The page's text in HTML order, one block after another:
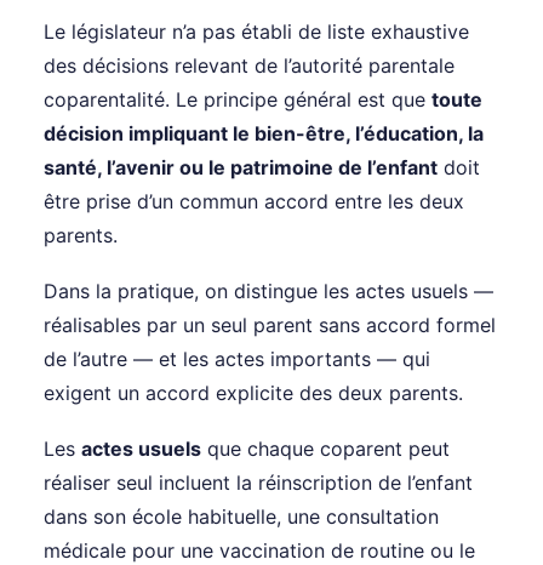
Le législateur n’a pas établi de liste exhaustive
des décisions relevant de l’autorité parentale
coparentalité. Le principe général est que toute
décision impliquant le bien-être, l’éducation, la
santé, l’avenir ou le patrimoine de l’enfant doit
être prise d’un commun accord entre les deux
parents.
Dans la pratique, on distingue les actes usuels —
réalisables par un seul parent sans accord formel
de l’autre — et les actes importants — qui
exigent un accord explicite des deux parents.
Les actes usuels que chaque coparent peut
réaliser seul incluent la réinscription de l’enfant
dans son école habituelle, une consultation
médicale pour une vaccination de routine ou le